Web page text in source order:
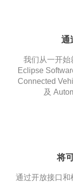
通
我们从一开始
Eclipse
Connected
及
将
通过开放接口